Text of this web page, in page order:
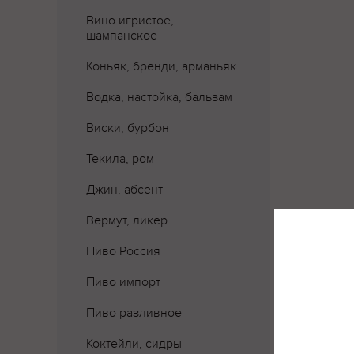
Вино игристое,
шампанское
Коньяк, бренди, арманьяк
Водка, настойка, бальзам
Виски, бурбон
Текила, ром
Джин, абсент
Вермут, ликер
Пиво Россия
Пиво импорт
Пиво разливное
Коктейли, сидры